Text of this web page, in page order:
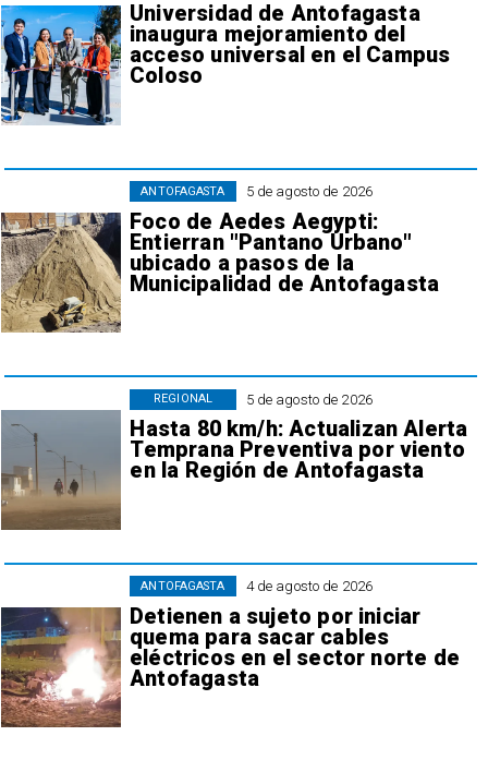
Universidad de Antofagasta
inaugura mejoramiento del
acceso universal en el Campus
Coloso
5 de agosto de 2026
Foco de Aedes Aegypti:
Entierran "Pantano Urbano"
ubicado a pasos de la
Municipalidad de Antofagasta
ANTOFAGASTA
5 de agosto de 2026
Hasta 80 km/h: Actualizan Alerta
Temprana Preventiva por viento
en la Región de Antofagasta
REGIONAL
4 de agosto de 2026
Detienen a sujeto por iniciar
quema para sacar cables
eléctricos en el sector norte de
Antofagasta
ANTOFAGASTA